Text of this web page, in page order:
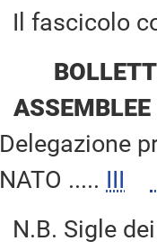
Il fascicolo
Delegazione
NATO ..... III
N.B. Sigle